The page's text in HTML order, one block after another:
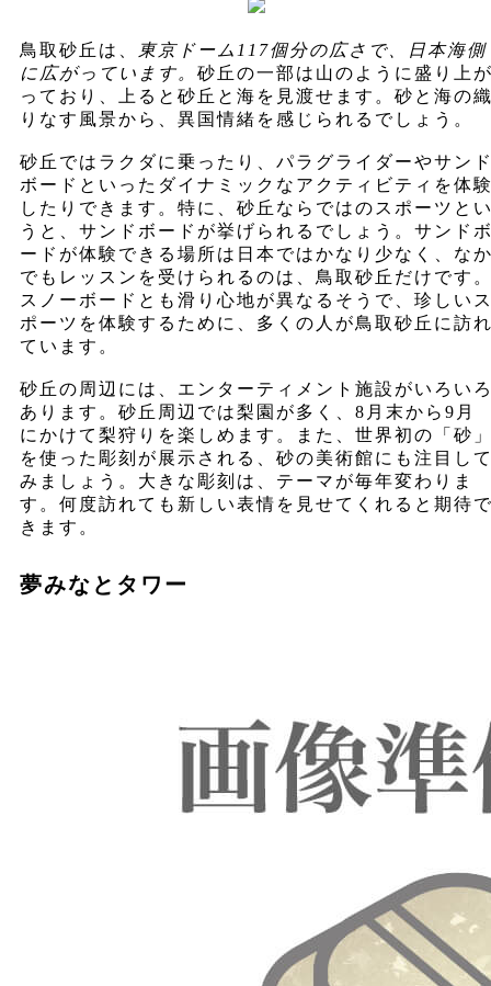
鳥取砂丘は、
東京ドーム117個分の広さで、日本海側
に広がっています。 砂丘の一部は山のように盛り上
っており、上ると砂丘と海を見渡せます。砂と海の
りなす風景から、異国情緒を感じられるでしょう。
砂丘ではラクダに乗ったり、パラグライダーやサン
ボードといったダイナミックなアクティビティを体
したりできます。特に、砂丘ならではのスポーツと
うと、サンドボードが挙げられるでしょう。サンド
ードが体験できる場所は日本ではかなり少なく、な
でもレッスンを受けられるのは、鳥取砂丘だけです
スノーボードとも滑り心地が異なるそうで、珍しい
ポーツを体験するために、多くの人が鳥取砂丘に訪
ています。
砂丘の周辺には、エンターティメント施設がいろい
あります。砂丘周辺では梨園が多く、8月末から9月
にかけて梨狩りを楽しめます。また、世界初の「砂
を使った彫刻が展示される、砂の美術館にも注目し
みましょう。大きな彫刻は、テーマが毎年変わりま
す。何度訪れても新しい表情を見せてくれると期待
きます。
夢みなとタワー